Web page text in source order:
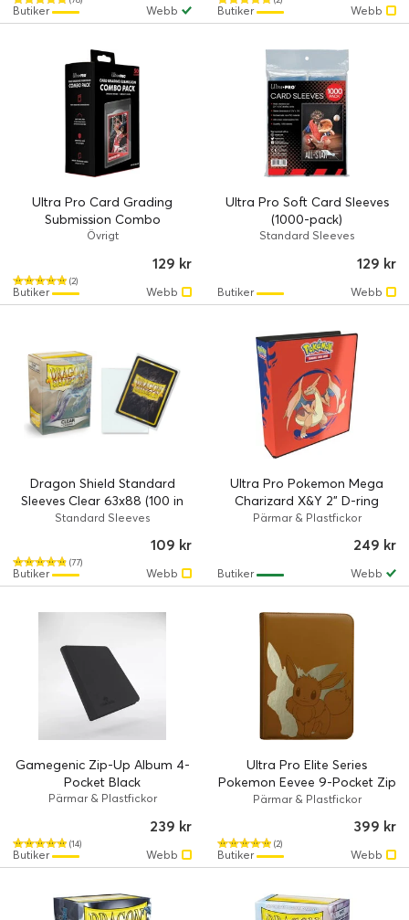
Webb
Butiker Webb
Butiker
Ultra Pro Card Grading
Submission Combo
Övrigt
(2)
129 kr
Webb
Butiker
Ultra Pro Soft Card Sleeves
(1000-pack)
Standard Sleeves
129 kr
Webb
Butiker
Dragon Shield Standard
Sleeves Clear 63x88 (100 in
box)
Standard Sleeves
(77)
109 kr
Webb
Butiker
Ultra Pro Pokemon Mega
Charizard X&Y 2" D-ring
Album
Pärmar & Plastfickor
249 kr
Webb
Butiker
Gamegenic Zip-Up Album 4-
Pocket Black
Pärmar & Plastfickor
(14)
239 kr
Webb
Butiker
Ultra Pro Elite Series
Pokemon Eevee 9-Pocket Zip
PRO-Binder
Pärmar & Plastfickor
(2)
399 kr
Webb
Butiker